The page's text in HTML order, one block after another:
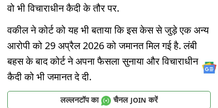
वो भी विचाराधीन कैदी के तौर पर.
वकील ने कोर्ट को यह भी बताया कि इस केस से जुड़े एक अन्य
आरोपी को 29 अप्रैल 2026 को जमानत मिल गई है. लंबी
बहस के बाद कोर्ट ने अपना फैसला सुनाया और विचाराधीन
कैदी को भी जमानत दे दी.
लल्लनटॉप का चैनल JOIN करें